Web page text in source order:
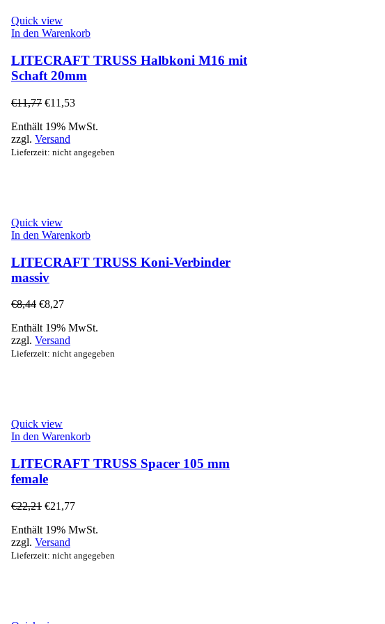
Quick view
In den Warenkorb
LITECRAFT TRUSS Halbkoni M16 mit
Schaft 20mm
€11,77 €11,53
Enthält 19% MwSt.
zzgl. Versand
Lieferzeit: nicht angegeben
Quick view
In den Warenkorb
LITECRAFT TRUSS Koni-Verbinder
massiv
€8,44 €8,27
Enthält 19% MwSt.
zzgl. Versand
Lieferzeit: nicht angegeben
Quick view
In den Warenkorb
LITECRAFT TRUSS Spacer 105 mm
female
€22,21 €21,77
Enthält 19% MwSt.
zzgl. Versand
Lieferzeit: nicht angegeben